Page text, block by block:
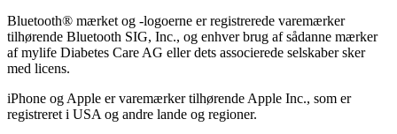
Bluetooth® mærket og -logoerne er registrerede varemærker
tilhørende Bluetooth SIG, Inc., og enhver brug af sådanne mærker
af mylife Diabetes Care AG eller dets associerede selskaber sker
med licens.
iPhone og Apple er varemærker tilhørende Apple Inc., som er
registreret i USA og andre lande og regioner.